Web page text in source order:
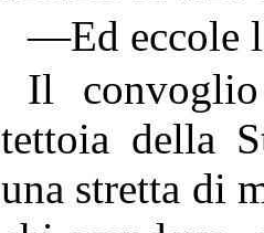
—Ed eccole
Il
tettoia della
una stretta di